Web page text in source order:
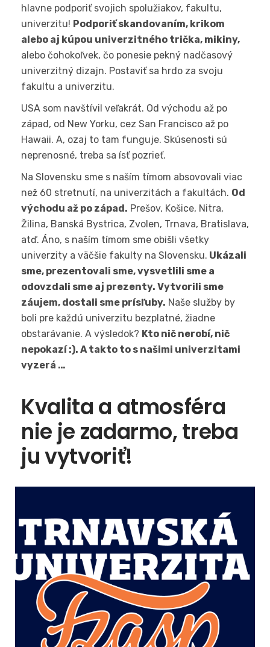
hlavne podporiť svojich spolužiakov, fakultu,
univerzitu! Podporiť skandovaním, krikom
alebo aj kúpou univerzitného trička, mikiny,
alebo čohokoľvek, čo ponesie pekný nadčasový
univerzitný dizajn. Postaviť sa hrdo za svoju
fakultu a univerzitu.
USA som navštívil veľakrát. Od východu až po
západ, od New Yorku, cez San Francisco až po
Hawaii. A, ozaj to tam funguje. Skúsenosti sú
neprenosné, treba sa ísť pozrieť.
Na Slovensku sme s naším tímom absovovali viac
než 60 stretnutí, na univerzitách a fakultách. Od
východu až po západ. Prešov, Košice, Nitra,
Žilina, Banská Bystrica, Zvolen, Trnava, Bratislava,
atď. Áno, s naším tímom sme obišli všetky
univerzity a väčšie fakulty na Slovensku. Ukázali
sme, prezentovali sme, vysvetlili sme a
odovzdali sme aj prezenty. Vytvorili sme
záujem, dostali sme prísľuby. Naše služby by
boli pre každú univerzitu bezplatné, žiadne
obstarávanie. A výsledok? Kto nič nerobí, nič
nepokazí :). A takto to s našimi univerzitami
vyzerá …
Kvalita a atmosféra
nie je zadarmo, treba
ju vytvoriť!